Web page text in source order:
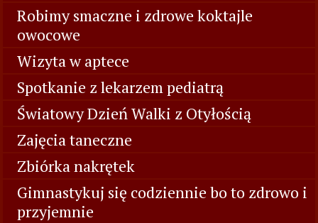
Robimy smaczne i zdrowe koktajle
owocowe
Wizyta w aptece
Spotkanie z lekarzem pediatrą
Światowy Dzień Walki z Otyłością
Zajęcia taneczne
Zbiórka nakrętek
Gimnastykuj się codziennie bo to zdrowo i
przyjemnie